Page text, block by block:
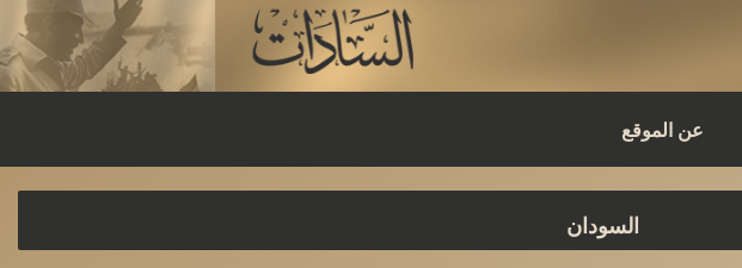
عن الموقع
السودان